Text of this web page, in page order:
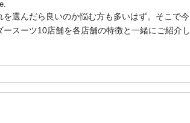
選んだら良いのか悩む方も多いはず。そこで今
スーツ10店舗を各店舗の特徴と一緒にご紹介し